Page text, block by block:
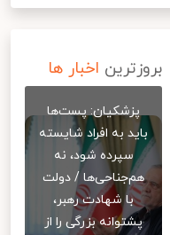
بروزترین اخبار ها
پزشکیان: پست‌ها
باید به افراد شایسته
سپرده شود، نه
هم‌جناحی‌ها / دولت
با شهادت رهبر،
پشتوانه بزرگی را از